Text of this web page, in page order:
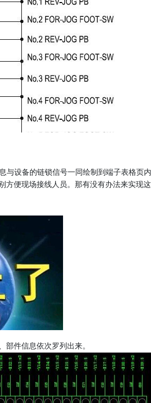
与设备的链锁信号一同绘制到端子表格页内
方便现场接线人员。那有没有办法来实现
部件信息依次罗列出来。